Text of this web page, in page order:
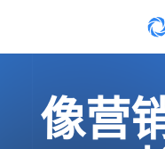
Skip to main content
像营